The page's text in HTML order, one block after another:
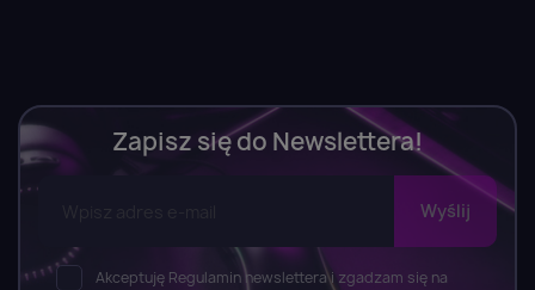
Zapisz się do Newslettera!
Akceptuję Regulamin newslettera i zgadzam się na